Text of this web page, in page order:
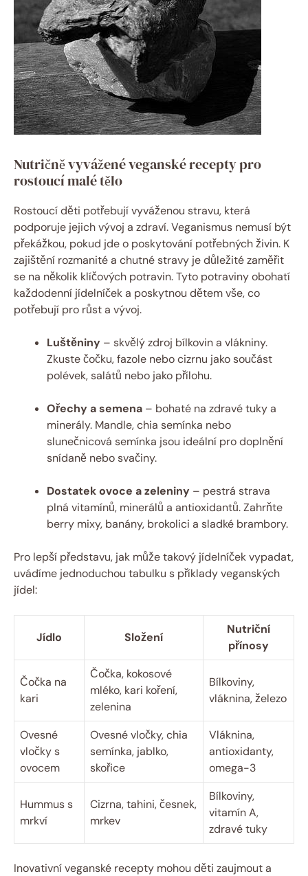
Nutričně vyvážené veganské recepty pro
rostoucí malé tělo
Rostoucí děti potřebují vyváženou stravu, která
podporuje jejich vývoj a zdraví. Veganismus nemusí být
překážkou, pokud jde o poskytování potřebných živin. K
zajištění rozmanité a chutné stravy je důležité zaměřit
se na několik klíčových potravin. Tyto potraviny obohatí
každodenní jídelníček a poskytnou dětem vše, co
potřebují pro růst a vývoj.
Luštěniny – skvělý zdroj bílkovin a vlákniny.
Zkuste čočku, fazole nebo cizrnu jako součást
polévek, salátů nebo jako přílohu.
Ořechy a semena – bohaté na zdravé tuky a
minerály. Mandle, chia semínka nebo
slunečnicová semínka jsou ideální pro doplnění
snídaně nebo svačiny.
Dostatek ovoce a zeleniny – pestrá strava
plná vitamínů, minerálů a antioxidantů. Zahrňte
berry mixy, banány, brokolici a sladké brambory.
Pro lepší představu, jak může takový jídelníček vypadat,
uvádíme jednoduchou tabulku s příklady veganských
jídel:
Jídlo Složení
Nutriční
přínosy
Čočka na
kari
Čočka, kokosové
mléko, kari koření,
zelenina
Bílkoviny,
vláknina, železo
Ovesné
vločky s
ovocem
Ovesné vločky, chia
semínka, jablko,
skořice
Vláknina,
antioxidanty,
omega-3
Hummus s
mrkví
Cizrna, tahini, česnek,
mrkev
Bílkoviny,
vitamín A,
zdravé tuky
Inovativní veganské recepty mohou děti zaujmout a